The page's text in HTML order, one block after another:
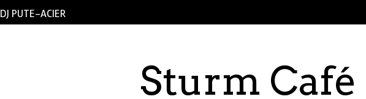
DJ PUTE-ACIER
Sturm Café